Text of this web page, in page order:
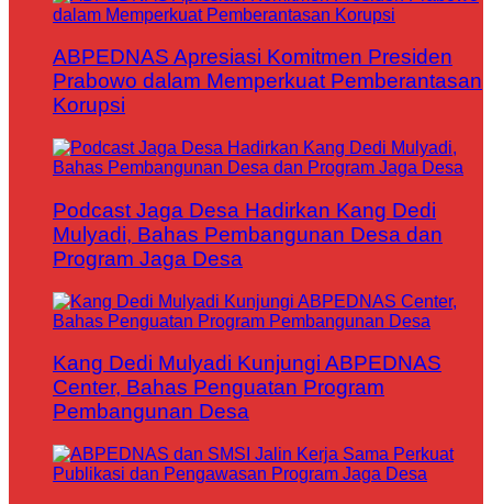
ABPEDNAS Apresiasi Komitmen Presiden
Prabowo dalam Memperkuat Pemberantasan
Korupsi
Podcast Jaga Desa Hadirkan Kang Dedi
Mulyadi, Bahas Pembangunan Desa dan
Program Jaga Desa
Kang Dedi Mulyadi Kunjungi ABPEDNAS
Center, Bahas Penguatan Program
Pembangunan Desa